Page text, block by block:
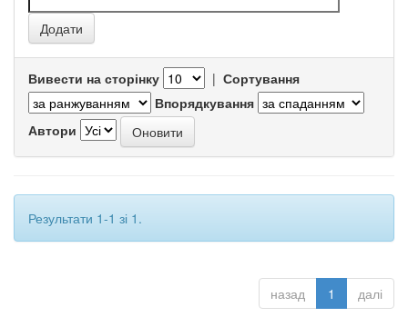
Вивести на сторінку | Сортування
Впорядкування
Автори
Результати 1-1 зі 1.
назад 1 далі